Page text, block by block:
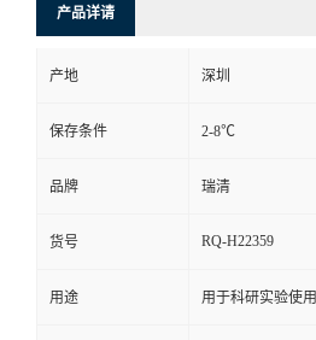
产品详请
产地 深圳
保存条件 2-8℃
品牌 瑞清
货号 RQ-H22359
用途 用于科研实验使用